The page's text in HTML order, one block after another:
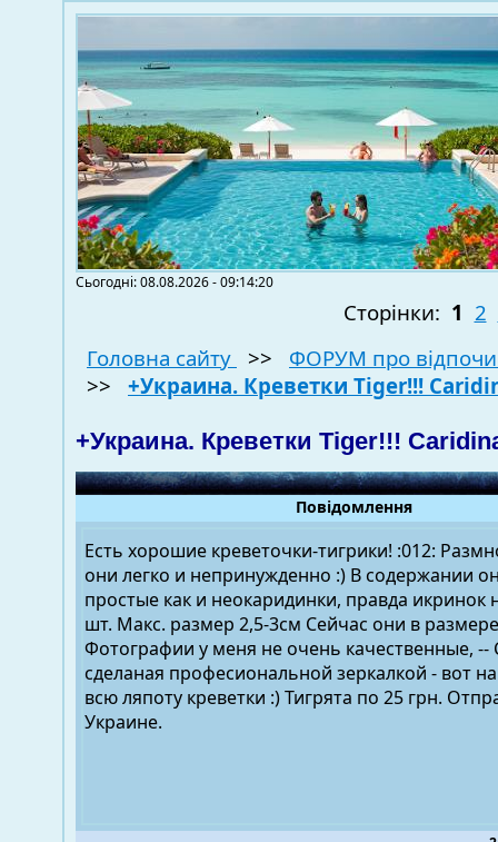
Сьогодні: 08.08.2026 - 09:14:20
Сторінки: 1 2
Головна сайту
>> ФОРУМ про
>> +Украина. Креветки Tiger!!!
+Украина. Креветки Tiger!!!
Повідомлення
Есть хорошие креветочки-тигрики! :012:
они легко и непринужденно :) В содержании
простые как и неокаридинки, правда икринок
шт. Макс. размер 2,5-3см Сейчас они в
Фотографии у меня не очень качественные,
сделаная професиональной зеркалкой - вот
всю ляпоту креветки :) Тигрята по 25 грн.
Украине.